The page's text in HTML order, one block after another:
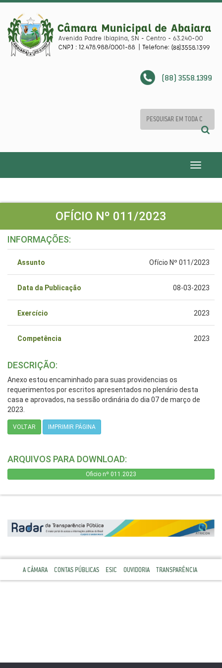
(88) 3558.1399
Toggle
OFÍCIO Nº 011/2023
INFORMAÇÕES:
Assunto Ofício Nº 011/2023
Data da Publicação 08-03-2023
Exercício 2023
Competência 2023
DESCRIÇÃO:
Anexo estou encaminhado para suas providencias os
requerimentos por escritos apresentados no plenário desta
casa e aprovados, na sessão ordinária do dia 07 de março de
2023.
VOLTAR IMPRIMIR PÁGINA
ARQUIVOS PARA DOWNLOAD:
Oficio nº 011.2023
A CÂMARA CONTAS PÚBLICAS ESIC OUVIDORIA TRANSPARÊNCIA